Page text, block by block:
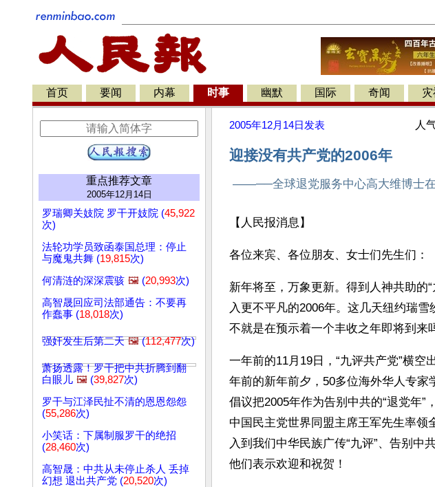
首页 要闻 内幕 时事 幽默 国际 奇闻 灾
重点推荐文章
2005年12月14日
罗瑞卿关妓院 罗干开妓院 (45,922
次)
法轮功学员致函泰国总理：停止
与魔鬼共舞 (19,815次)
何清涟的深深震骇 🖼️ (20,993次)
高智晟回应司法部通告：不要再
作蠢事 (18,018次)
强奸发生后第二天 🖼️(112,477次)
萧扬透露！罗干把中共折腾到翻
白眼儿 🖼️ (39,827次)
罗干与江泽民扯不清的恩恩怨怨
(55,286次)
小笑话：下属制服罗干的绝招
(28,460次)
高智晟：中共从未停止杀人 丢掉
幻想 退出共产党 (20,520次)
2005年12月14日 发表 人
迎接没有共产党的2006年
——──全球退党服务中心高大维博士
【人民报消息】
各位来宾、各位朋友、女士们先生们：
新年将至，万象更新。得到人神共助的
入更不平凡的2006年。这几天纽约瑞雪
不就是在预示着一个丰收之年即将到来
一年前的11月19日，“九评共产党”横
年前的新年前夕，50多位海外华人专
倡议把2005年作为告别中共的“退党年
中国民主党世界同盟主席王军先生率
入到我们中华民族广传“九评”、告别中
他们表示欢迎和祝贺！